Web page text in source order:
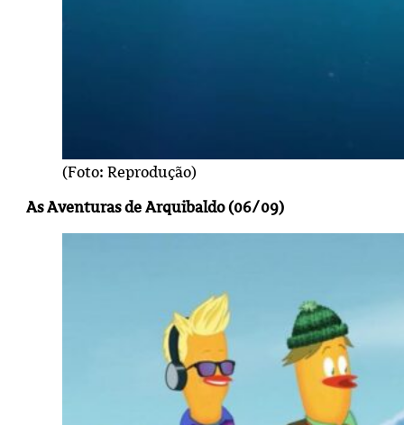
(Foto: Reprodução)
As Aventuras de Arquibaldo (06/09)